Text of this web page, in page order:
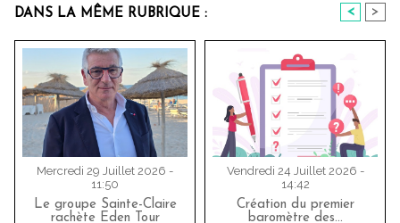
DANS LA MÊME RUBRIQUE : < >
Mercredi 29 Juillet 2026 -
11:50
Le groupe Sainte-Claire
rachète Eden Tour
Vendredi 24 Juillet 2026 -
14:42
Création du premier
baromètre des…